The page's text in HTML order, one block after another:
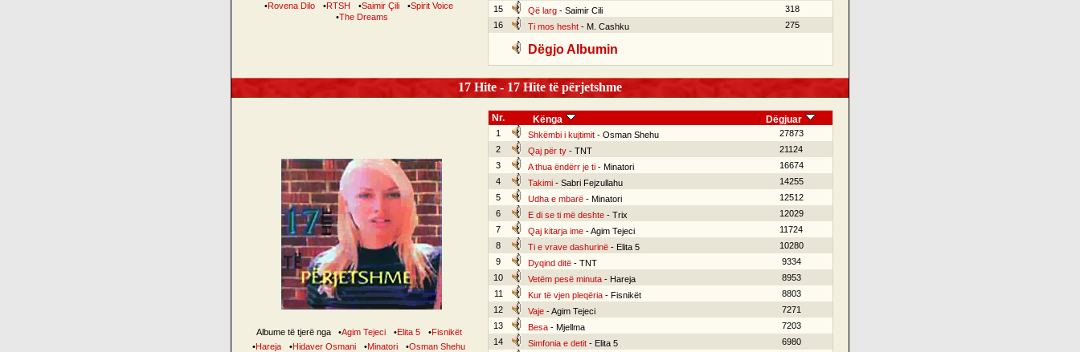
•Rovena Dilo •RTSH •Saimir Çili •Spirit Voice
•The Dreams
15
Që larg- Saimir Cili
318
16
Ti mos hesht- M. Cashku 275
Dëgjo Albumin
17 Hite - 17 Hite të përjetshme
Albume të tjerë nga •Agim Tejeci •Elita 5 •Fisnikët
•Hareja •Hidaver Osmani •Minatori •Osman Shehu
Nr. Kënga Dëgjuar
1 Shkëmbi i kujtimit- Osman Shehu
27873
2
Qaj për ty- TNT
21124
3
A thua ëndërr je ti- Minatori
16674
4
Takimi- Sabri Fejzullahu
14255
5
Udha e mbarë- Minatori
12512
6
E di se ti më deshte- Trix
12029
7
Qaj kitarja ime- Agim Tejeci
11724
8
Ti e vrave dashurinë- Elita 5
10280
9
Dyqind ditë- TNT
9334
10
Vetëm pesë minuta- Hareja
8953
11
Kur të vjen pleqëria- Fisnikët
8803
12
Vaje- Agim Tejeci
7271
13
Besa- Mjellma
7203
14
Simfonia e detit- Elita 5
6980